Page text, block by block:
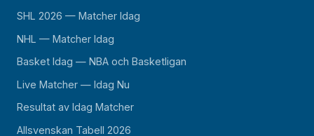
SHL 2026 — Matcher Idag
NHL — Matcher Idag
Basket Idag — NBA och Basketligan
Live Matcher — Idag Nu
Resultat av Idag Matcher
Allsvenskan Tabell 2026